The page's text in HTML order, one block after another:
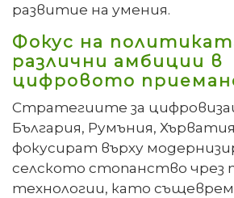
развитие на умения.
Фокус на
различни амбиции в
цифровото
Стратегиите за
България, Румъния,
фокусират върху
селското стопанство чрез
технологии, като